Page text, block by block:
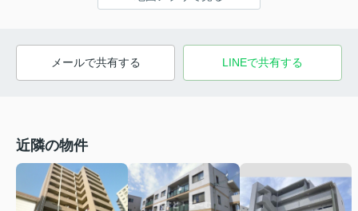
メールで共有する LINEで共有する
近隣の物件